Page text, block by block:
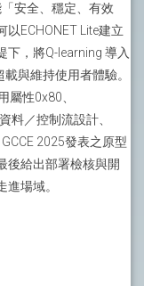
安全、穩定、有效
ECHONET Lite建立
，將Q-learning 導入
與維持使用者體驗。
屬性0x80、
料／控制流設計、
2025發表之原型
後給出部署檢核與開
場域。